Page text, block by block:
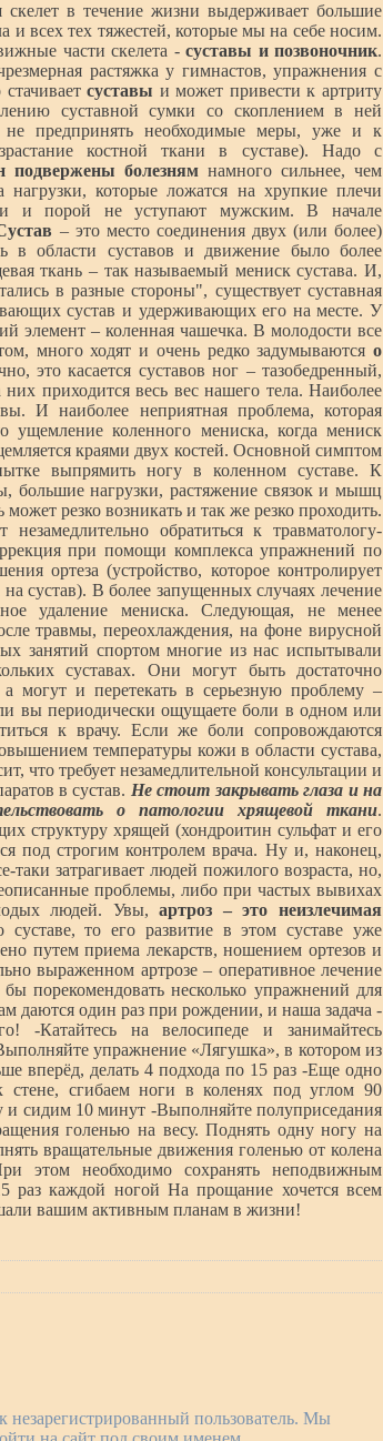
в течение жизни выдерживает большие
и всех тех тяжестей, которые мы на себе носим.
части скелета -суставы и позвоночник.
растяжка у гимнастов, упражнения с
суставы и может привести к артриту
суставной сумки со скоплением в ней
предпринять необходимые меры, уже и к
костной ткани в суставе). Надо с
подвержены болезням намного сильнее, чем
которые ложатся на хрупкие плечи
и порой не уступают мужским. В начале
– это место соединения двух (или более)
в области суставов и движение было более
ткань – так называемый мениск сустава. И,
в разные стороны", существует суставная
сустав и удерживающих его на месте. У
элемент – коленная чашечка. В молодости все
много ходят и очень редко задумываются о
это касается суставов ног – тазобедренный,
приходится весь вес нашего тела. Наиболее
И наиболее неприятная проблема, которая
ущемление коленного мениска, когда мениск
краями двух костей. Основной симптом
выпрямить ногу в коленном суставе. К
большие нагрузки, растяжение связок и мышц
резко возникать и так же резко проходить.
обратиться к травматологу-
при помощи комплекса упражнений по
ортеза (устройство, которое контролирует
сустав). В более запущенных случаях лечение
удаление мениска. Следующая, не менее
травмы, переохлаждения, на фоне вирусной
занятий спортом многие из нас испытывали
суставах. Они могут быть достаточно
могут и перетекать в серьезную проблему –
вы периодически ощущаете боли в одном или
к врачу. Если же боли сопровождаются
температуры кожи в области сустава,
что требует незамедлительной консультации и
в сустав. Не стоит закрывать глаза и на
о патологии хрящевой ткани.
структуру хрящей (хондроитин сульфат и его
под строгим контролем врача. Ну и, наконец,
таки затрагивает людей пожилого возраста, но,
проблемы, либо при частых вывихах
людей. Увы,артроз – это неизлечимая
то его развитие в этом суставе уже
путем приема лекарств, ношением ортезов и
выраженном артрозе – оперативное лечение
порекомендовать несколько упражнений для
даются один раз при рождении, и наша задача -
-Катайтесь на велосипеде и занимайтесь
упражнение «Лягушка», в котором из
вперёд, делать 4 подхода по 15 раз -Еще одно
стене, сгибаем ноги в коленях под углом 90
и сидим 10 минут -Выполняйте полуприседания
голенью на весу. Поднять одну ногу на
вращательные движения голенью от колена
этом необходимо сохранять неподвижным
раз каждой ногой На прощание хочется всем
вашим активным планам в жизни!
пользователь. Мы